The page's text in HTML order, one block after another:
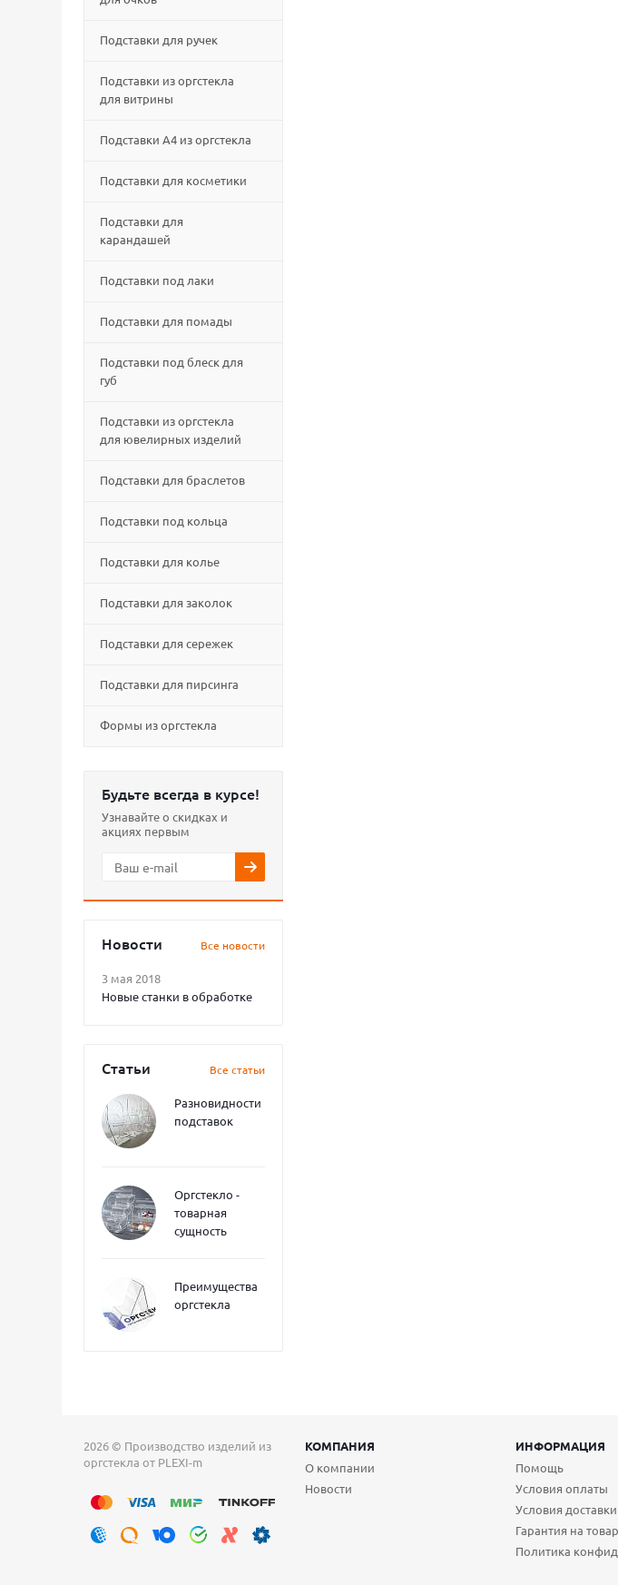
Подставки для ручек
Подставки из оргстекла
для витрины
Подставки А4 из оргстекла
Подставки для косметики
Подставки для
карандашей
Подставки под лаки
Подставки для помады
Подставки под блеск для
губ
Подставки из оргстекла
для ювелирных изделий
Подставки для браслетов
Подставки под кольца
Подставки для колье
Подставки для заколок
Подставки для сережек
Подставки для пирсинга
Формы из оргстекла
Будьте всегда в курсе!
Узнавайте о скидках и
акциях первым
Новости Все новости
3 мая 2018
Новые станки в обработке
Статьи Все статьи
Разновидности
подставок
Оргстекло -
товарная
сущность
Преимущества
оргстекла
2026 © Производство изделий из
оргстекла от PLEXI-m
КОМПАНИЯ ИНФОРМАЦИЯ
О компании
Новости
Помощь
Условия оплаты
Условия доставки
Гарантия на товар
Политика